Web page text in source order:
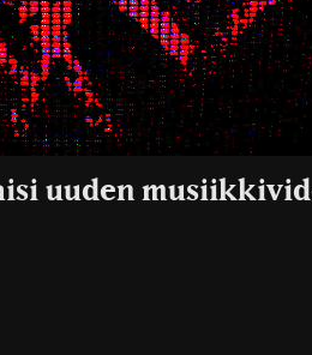
uuden